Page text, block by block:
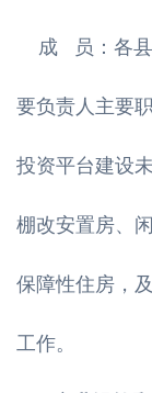
成 员：各县
要负责人主要
投资平台建设
棚改安置房、
保障性住房，
工作。